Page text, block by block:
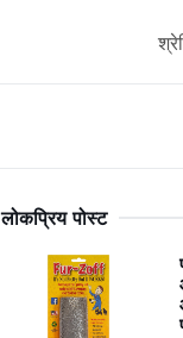
लोकप्रिय पोस्ट